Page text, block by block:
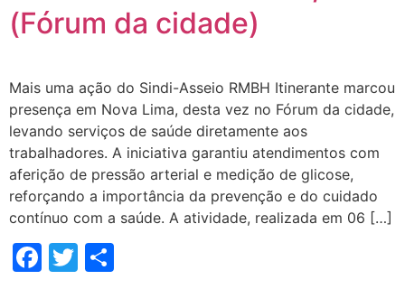
(Fórum da cidade)
Mais uma ação do Sindi-Asseio RMBH Itinerante marcou
presença em Nova Lima, desta vez no Fórum da cidade,
levando serviços de saúde diretamente aos
trabalhadores. A iniciativa garantiu atendimentos com
aferição de pressão arterial e medição de glicose,
reforçando a importância da prevenção e do cuidado
contínuo com a saúde. A atividade, realizada em 06 […]
Facebook
Twitter